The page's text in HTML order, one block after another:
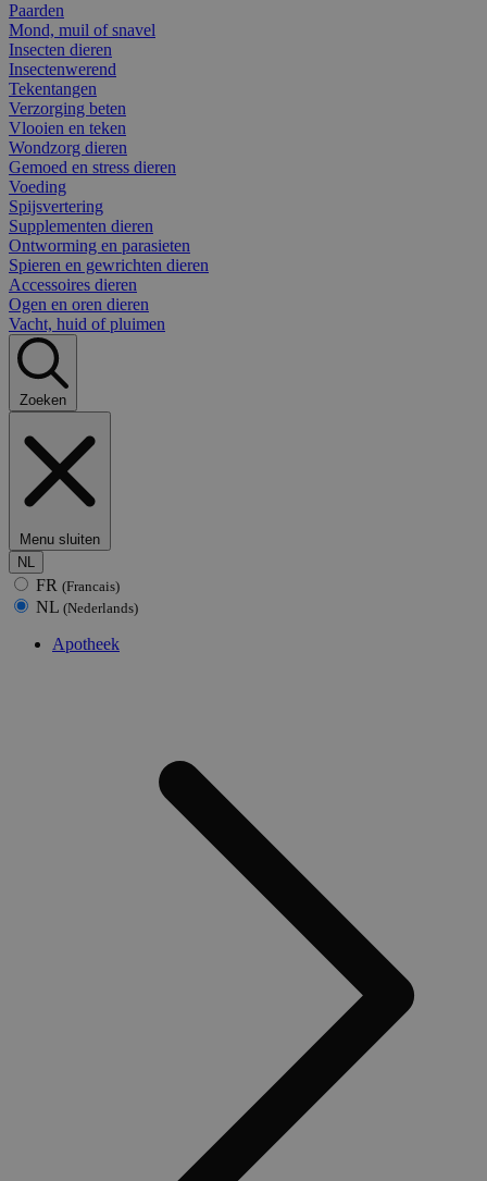
Paarden
Mond, muil of snavel
Insecten dieren
Insectenwerend
Tekentangen
Verzorging beten
Vlooien en teken
Wondzorg dieren
Gemoed en stress dieren
Voeding
Spijsvertering
Supplementen dieren
Ontworming en parasieten
Spieren en gewrichten dieren
Accessoires dieren
Ogen en oren dieren
Vacht, huid of pluimen
Zoeken
Menu sluiten
NL
FR (Francais)
NL (Nederlands)
Apotheek